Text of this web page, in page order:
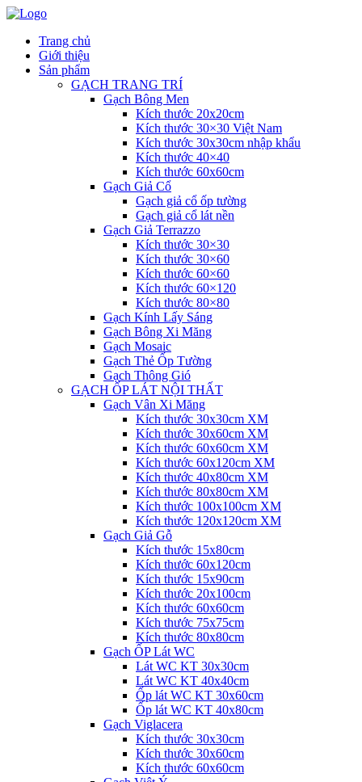
Trang chủ
Giới thiệu
Sản phẩm
GẠCH TRANG TRÍ
Gạch Bông Men
Kích thước 20x20cm
Kích thước 30×30 Việt Nam
Kích thước 30x30cm nhập khẩu
Kích thước 40×40
Kích thước 60x60cm
Gạch Giả Cổ
Gạch giả cổ ốp tường
Gạch giả cổ lát nền
Gạch Giả Terrazzo
Kích thước 30×30
Kích thước 30×60
Kích thước 60×60
Kích thước 60×120
Kích thước 80×80
Gạch Kính Lấy Sáng
Gạch Bông Xi Măng
Gạch Mosaic
Gạch Thẻ Ốp Tường
Gạch Thông Gió
GẠCH ỐP LÁT NỘI THẤT
Gạch Vân Xi Măng
Kích thước 30x30cm XM
Kích thước 30x60cm XM
Kích thước 60x60cm XM
Kích thước 60x120cm XM
Kích thước 40x80cm XM
Kích thước 80x80cm XM
Kích thước 100x100cm XM
Kích thước 120x120cm XM
Gạch Giả Gỗ
Kích thước 15x80cm
Kích thước 60x120cm
Kích thước 15x90cm
Kích thước 20x100cm
Kích thước 60x60cm
Kích thước 75x75cm
Kích thước 80x80cm
Gạch ỐP Lát WC
Lát WC KT 30x30cm
Lát WC KT 40x40cm
Ốp lát WC KT 30x60cm
Ốp lát WC KT 40x80cm
Gạch Viglacera
Kích thước 30x30cm
Kích thước 30x60cm
Kích thước 60x60cm